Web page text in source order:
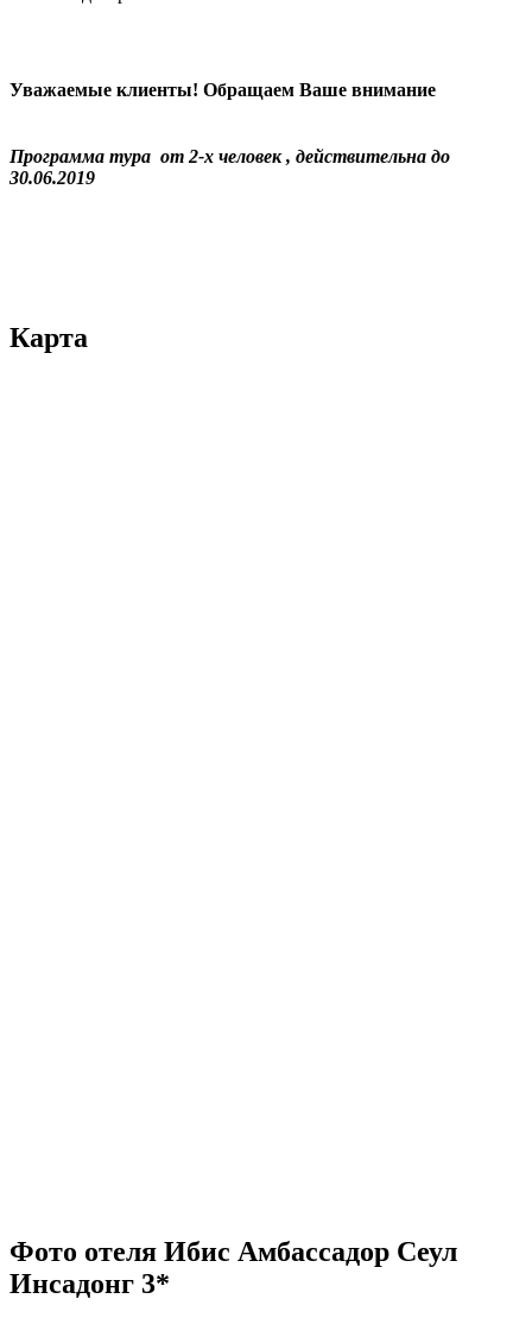
Уважаемые клиенты! Обращаем Ваше внимание
Программа тура от 2-х человек , действительна до
30.06.2019
Карта
Фото отеля Ибис Амбассадор Сеул
Инсадонг 3*